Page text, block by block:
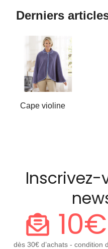
Derniers
Cape violine
dès 30€ d’achats - condition